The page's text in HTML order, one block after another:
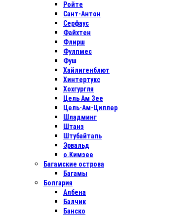
Ройте
Сант-Антон
Серфаус
Файхтен
Флирш
Фулпмес
Фуш
Хайлигенблют
Хинтертукс
Хохгургля
Цель Ам Зее
Цель-Ам-Циллер
Шладминг
Штанз
Штубайталь
Эрвальд
о.Кимзее
Багамские острова
Багамы
Болгария
Албена
Балчик
Банско